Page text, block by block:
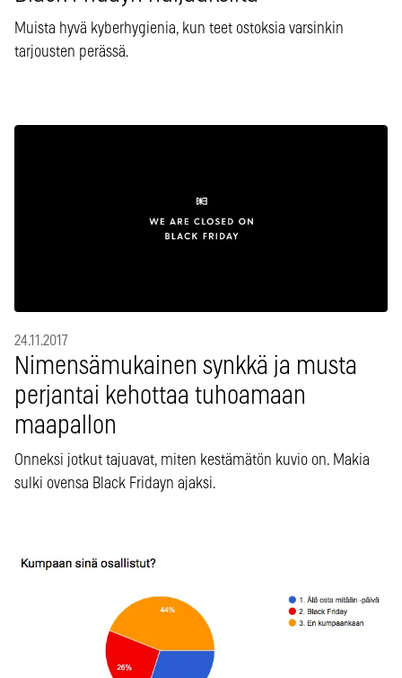
Muista hyvä kyberhygienia, kun teet ostoksia varsinkin
tarjousten perässä.
24.11.2017
Nimensämukainen synkkä ja musta
perjantai kehottaa tuhoamaan
maapallon
Onneksi jotkut tajuavat, miten kestämätön kuvio on. Makia
sulki ovensa Black Fridayn ajaksi.